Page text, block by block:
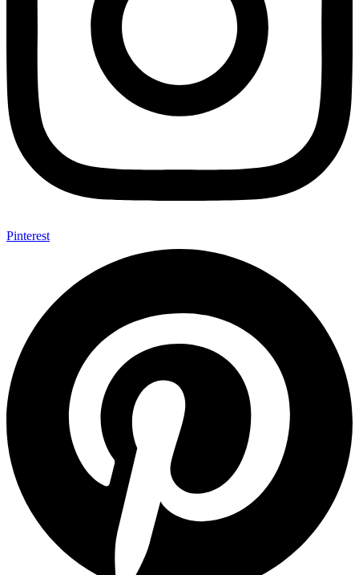
Pinterest